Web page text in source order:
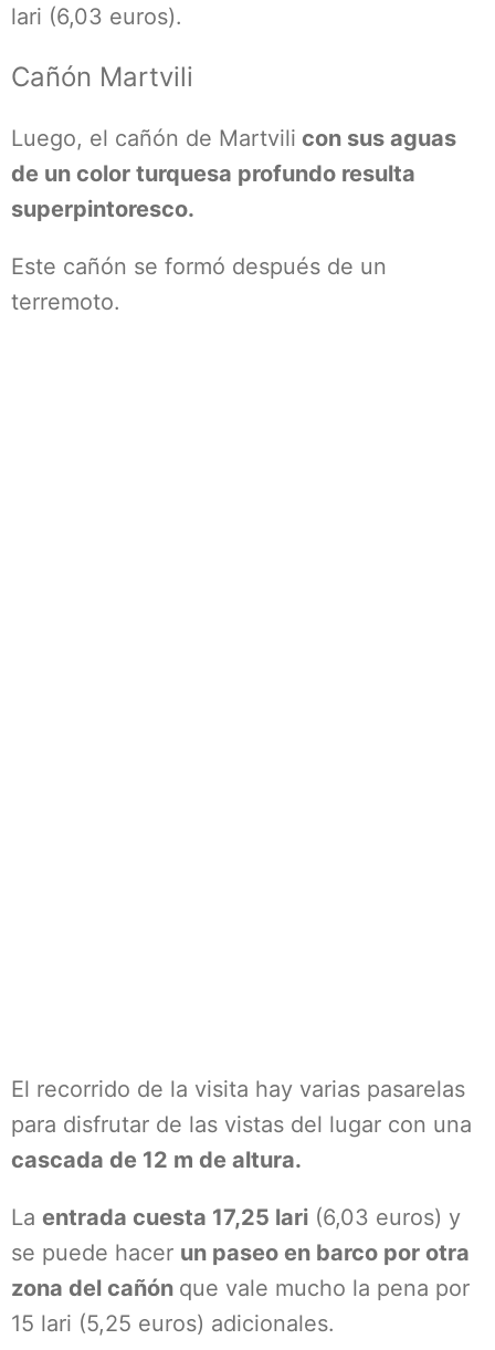
lari (6,03 euros).
Cañón Martvili
Luego, el cañón de Martvili con sus aguas
de un color turquesa profundo resulta
superpintoresco.
Este cañón se formó después de un
terremoto.
El recorrido de la visita hay varias pasarelas
para disfrutar de las vistas del lugar con una
cascada de 12 m de altura.
La entrada cuesta 17,25 lari (6,03 euros) y
se puede hacer un paseo en barco por otra
zona del cañón que vale mucho la pena por
15 lari (5,25 euros) adicionales.